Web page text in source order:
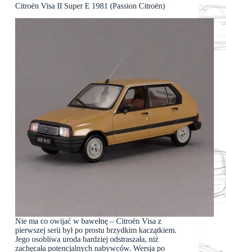
Citroën Visa II Super E 1981 (Passion Citroën)
Nie ma co owijać w bawełnę – Citroën Visa z
pierwszej serii był po prostu brzydkim kaczątkiem.
Jego osobliwa uroda bardziej odstraszała, niż
zachęcała potencjalnych nabywców. Wersja po